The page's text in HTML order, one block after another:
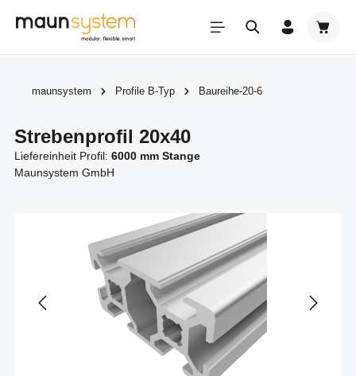
Zum Hauptinhalt springen
maunsystem Profile B-Typ Baureihe-20-6
Strebenprofil 20x40
Liefereinheit Profil: 6000 mm Stange
Maunsystem GmbH